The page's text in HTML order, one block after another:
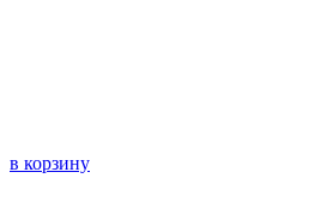
в корзину